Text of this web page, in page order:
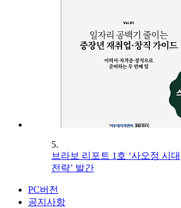
5.
브라보 리포트 1호 ‘사오정 시
전략’ 발간
PC버전
공지사항